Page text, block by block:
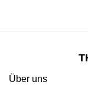
Über uns